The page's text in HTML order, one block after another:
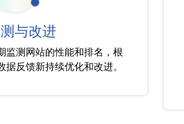
与改进
监测网站的性能和排名，根
据反馈新持续优化和改进。